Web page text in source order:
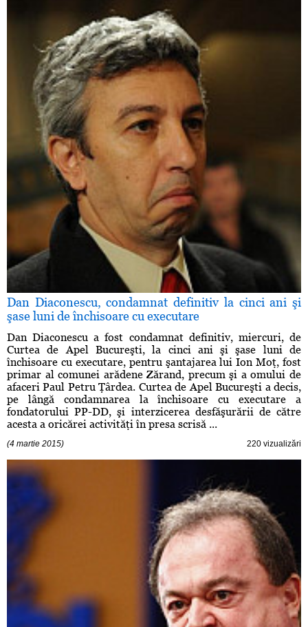
Dan Diaconescu, condamnat definitiv la cinci ani şi
şase luni de închisoare cu executare
Dan Diaconescu a fost condamnat definitiv, miercuri, de
Curtea de Apel Bucureşti, la cinci ani şi şase luni de
închisoare cu executare, pentru şantajarea lui Ion Moţ, fost
primar al comunei arădene Zărand, precum şi a omului de
afaceri Paul Petru Ţârdea. Curtea de Apel Bucureşti a decis,
pe lângă condamnarea la închisoare cu executare a
fondatorului PP-DD, şi interzicerea desfăşurării de către
acesta a oricărei activităţi în presa scrisă ...
(4 martie 2015) 220 vizualizări